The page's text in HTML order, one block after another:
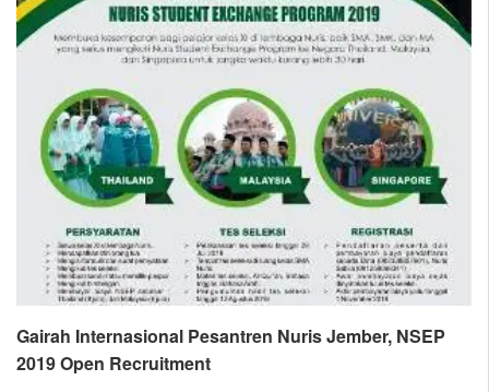
Gairah Internasional Pesantren Nuris Jember, NSEP
2019 Open Recruitment